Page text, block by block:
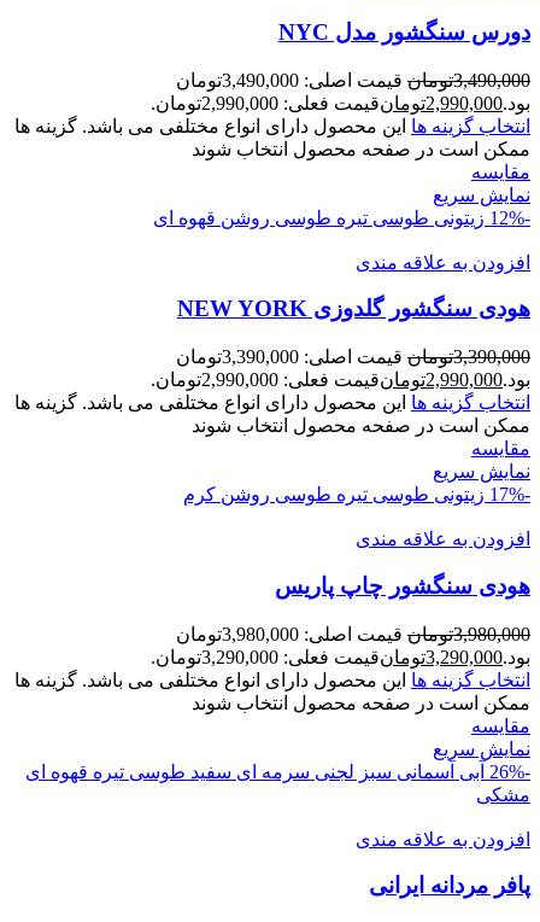
دورس سنگشور مدل NYC
3,490,000تومان
قیمت اصلی: 3,490,000تومان
بود.2,990,000تومانقیمت فعلی: 2,990,000تومان.
انتخاب گزینه ها این محصول دارای انواع مختلفی می باشد. گزینه ها
ممکن است در صفحه محصول انتخاب شوند
مقايسه
نمایش سریع
-12%
زیتونی طوسی تیره طوسی روشن قهوه ای
افزودن به علاقه مندی
هودی سنگشور گلدوزی NEW YORK
3,390,000تومان
قیمت اصلی: 3,390,000تومان
بود.2,990,000تومانقیمت فعلی: 2,990,000تومان.
انتخاب گزینه ها این محصول دارای انواع مختلفی می باشد. گزینه ها
ممکن است در صفحه محصول انتخاب شوند
مقايسه
نمایش سریع
-17%
زیتونی طوسی تیره طوسی روشن کرم
افزودن به علاقه مندی
هودی سنگشور چاپ پاريس
3,980,000تومان
قیمت اصلی: 3,980,000تومان
بود.3,290,000تومانقیمت فعلی: 3,290,000تومان.
انتخاب گزینه ها این محصول دارای انواع مختلفی می باشد. گزینه ها
ممکن است در صفحه محصول انتخاب شوند
مقايسه
نمایش سریع
-26%
آبی آسمانی سبز لجنی سرمه ای سفید طوسی تیره قهوه ای
مشکی
افزودن به علاقه مندی
پافر مردانه ايرانی